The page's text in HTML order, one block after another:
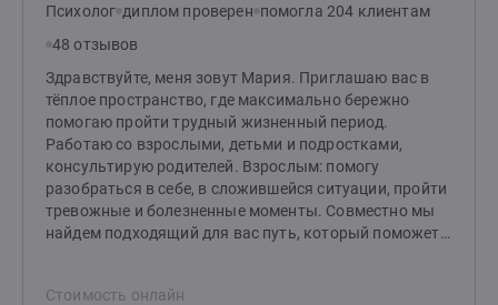
Психолог диплом проверен помогла 204 клиентам
48 отзывов
Здравствуйте, меня зовут Мария. Приглашаю вас в
тёплое пространство, где максимально бережно
помогаю пройти трудный жизненный период.
Работаю со взрослыми, детьми и подростками,
консультирую родителей. Взрослым: помогу
разобраться в себе, в сложившейся ситуации, пройти
тревожные и болезненные моменты. Совместно мы
найдем подходящий для вас путь, который поможет
страхами, вспышками гнева, эмоциональной
Стоимость онлайн